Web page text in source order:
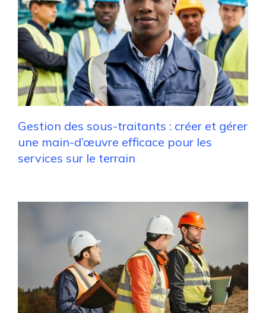
Gestion des sous-traitants : créer et gérer
une main-d’œuvre efficace pour les
services sur le terrain